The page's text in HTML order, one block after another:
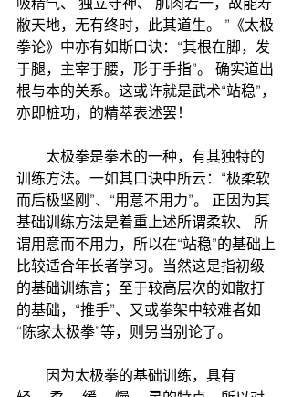
敝天地，无有终时，此其道生。 ”《太极
拳论》中亦有如斯口诀：“其根在脚，发
于腿，主宰于腰，形于手指”。 确实道出
根与本的关系。这或许就是武术“站稳”，
亦即桩功，的精萃表述罢！
太极拳是拳术的一种，有其独特的
训练方法。一如其口诀中所云：“极柔软
而后极坚刚”、“用意不用力”。 正因为其
基础训练方法是着重上述所谓柔软、 所
谓用意而不用力，所以在“站稳”的基础上
比较适合年长者学习。当然这是指初级
的基础训练言；至于较高层次的如散打
的基础，“推手”、又或拳架中较难者如
“陈家太极拳”等，则另当别论了。
因为太极拳的基础训练，具有